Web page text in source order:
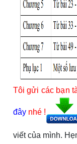
Tôi gửi các bạn
đâynhé !
viết của mình.